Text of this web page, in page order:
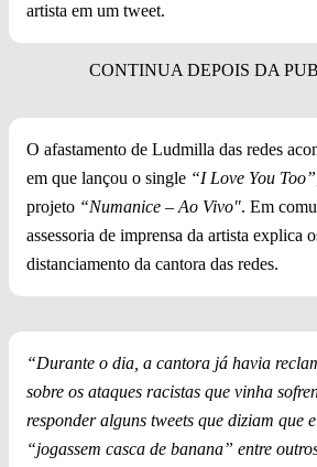
artista em um tweet.
O afastamento de Ludmilla das redes
em que lançou o single “I Love You Too”
projeto “Numanice – Ao Vivo". Em
assessoria de imprensa da artista explica
distanciamento da cantora das redes.
“Durante o dia, a cantora já havia
sobre os ataques racistas que vinha
responder alguns tweets que diziam que
“jogassem casca de banana” entre